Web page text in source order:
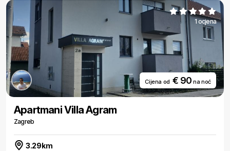
1 ocjena
Cijena od € 90na noć
Apartmani Villa Agram
Zagreb
3.29km